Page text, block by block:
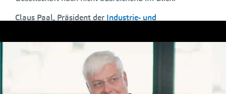
Claus Paal, Präsident der Industrie- und
IHK unterstützt die kleinen und mittleren Betriebe bei
der Vorbeugung und Abwehr von Cyberangriffen.
Inzwischen sind nicht nur die großen Unternehmen
Ziel von Cyberkriminalität. Mehr und mehr erleben